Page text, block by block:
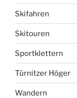
Skifahren
Skitouren
Sportklettern
Türnitzer Höger
Wandern